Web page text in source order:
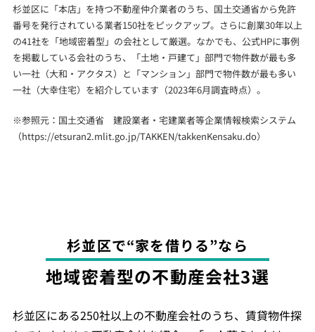
杉並区に「本店」を持つ不動産仲介業者のうち、国土交通省から免許
番号を発行されている業者150社をピックアップ。さらに創業30年以上
の41社を「地域密着型」の会社として厳選。なかでも、公式HPに事例
を掲載している会社のうち、「土地・戸建て」部門で物件数が最も多
い一社（大和・アクタス）と「マンション」部門で物件数が最も多い
一社（大幸住宅）を紹介しています（2023年6月調査時点）。
※参照元：国土交通省 建設業者・宅建業者等企業情報検索システム
（https://etsuran2.mlit.go.jp/TAKKEN/takkenKensaku.do）
杉並区で“家を借りる”なら
地域密着型の不動産会社3選
杉並区にある250社以上の不動産会社のうち、賃貸物件探